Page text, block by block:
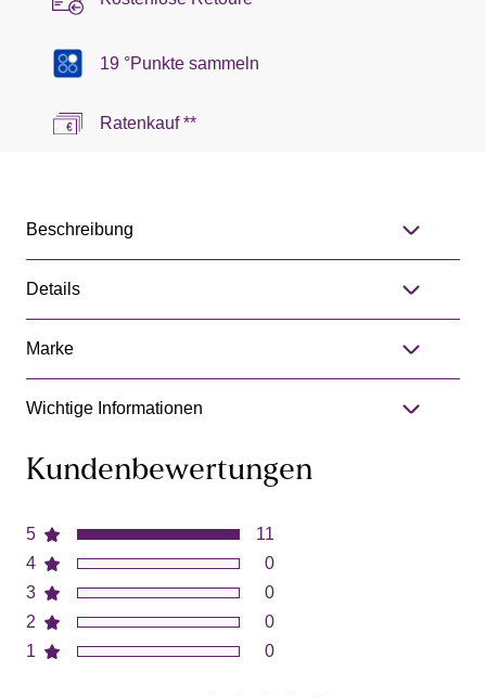
19 °Punkte sammeln
Ratenkauf **
Beschreibung
Details
Marke
Wichtige Informationen
Kundenbewertungen
5
4
3
2
1
11
0
0
0
0